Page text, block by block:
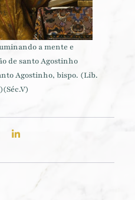
a mente e
de santo Agostinho
Agostinho, bispo. (Lib.